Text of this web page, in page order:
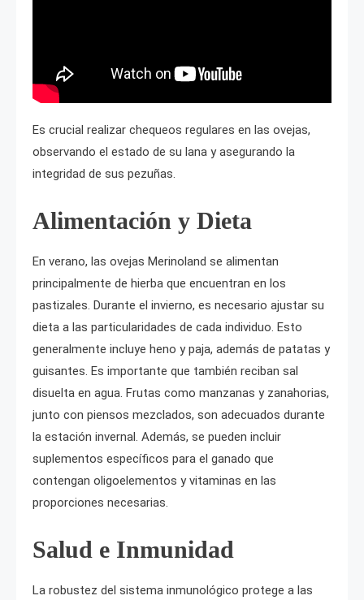
Es crucial realizar chequeos regulares en las ovejas,
observando el estado de su lana y asegurando la
integridad de sus pezuñas.
Alimentación y Dieta
En verano, las ovejas Merinoland se alimentan
principalmente de hierba que encuentran en los
pastizales. Durante el invierno, es necesario ajustar su
dieta a las particularidades de cada individuo. Esto
generalmente incluye heno y paja, además de patatas y
guisantes. Es importante que también reciban sal
disuelta en agua. Frutas como manzanas y zanahorias,
junto con piensos mezclados, son adecuados durante
la estación invernal. Además, se pueden incluir
suplementos específicos para el ganado que
contengan oligoelementos y vitaminas en las
proporciones necesarias.
Salud e Inmunidad
La robustez del sistema inmunológico protege a las